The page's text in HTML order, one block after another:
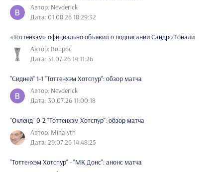
Автор: Nevderick
Дата: 01.08.26 18:29:32
«Тоттенхэм» официально объявил о подписании Сандро Тонали
Автор: Вопрос
Дата: 31.07.26 14:11:26
"Сидней" 1-1 "Тоттенхэм Хотспур": обзор матча
Автор: Nevderick
Дата: 30.07.26 11:00:18
"Окленд" 0-2 "Тоттенхэм Хотспур": обзор матча
Автор: Mihalyth
Дата: 29.07.26 14:48:25
"Тоттенхэм Хотспур" - "МК Донс": анонс матча